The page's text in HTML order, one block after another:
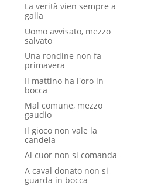
La verità vien sempre a
galla
Uomo avvisato, mezzo
salvato
Una rondine non fa
primavera
Il mattino ha l'oro in
bocca
Mal comune, mezzo
gaudio
Il gioco non vale la
candela
Al cuor non si comanda
A caval donato non si
guarda in bocca